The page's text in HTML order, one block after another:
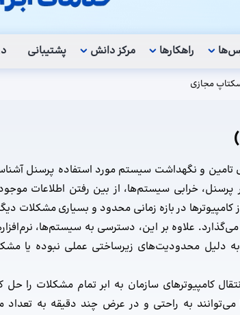
راهکار‌ها مرکز دانش پشتیبانی
مجازی
و نگهداشت سیستم مورد استفاده پرسنل
پرسنل، خرابی سیستم‌ها، از بین رفتن اطلاعات
کامپیوترها در بازه زمانی محدود و بسیاری مشکلات
علاوه بر این، دسترسی به سیستم‌ها،
دلیل محدودیت‌های زیرساختی عملی نبوده یا
کامپیوترهای سازمان به ابر تمام مشکلات را حل
به راحتی و در عرض چند دقیقه به تعداد